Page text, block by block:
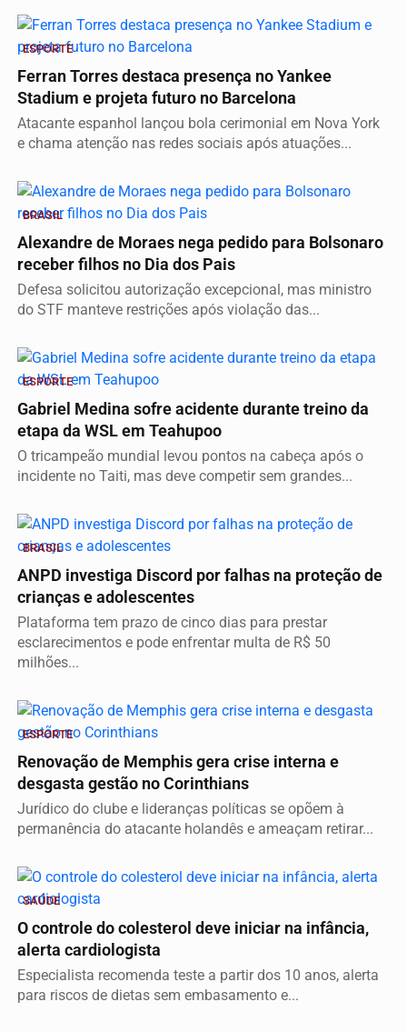
ESPORTE
Ferran Torres destaca presença no Yankee
Stadium e projeta futuro no Barcelona
Atacante espanhol lançou bola cerimonial em Nova York
e chama atenção nas redes sociais após atuações...
BRASIL
Alexandre de Moraes nega pedido para Bolsonaro
receber filhos no Dia dos Pais
Defesa solicitou autorização excepcional, mas ministro
do STF manteve restrições após violação das...
ESPORTE
Gabriel Medina sofre acidente durante treino da
etapa da WSL em Teahupoo
O tricampeão mundial levou pontos na cabeça após o
incidente no Taiti, mas deve competir sem grandes...
BRASIL
ANPD investiga Discord por falhas na proteção de
crianças e adolescentes
Plataforma tem prazo de cinco dias para prestar
esclarecimentos e pode enfrentar multa de R$ 50
milhões...
ESPORTE
Renovação de Memphis gera crise interna e
desgasta gestão no Corinthians
Jurídico do clube e lideranças políticas se opõem à
permanência do atacante holandês e ameaçam retirar...
SAÚDE
O controle do colesterol deve iniciar na infância,
alerta cardiologista
Especialista recomenda teste a partir dos 10 anos, alerta
para riscos de dietas sem embasamento e...